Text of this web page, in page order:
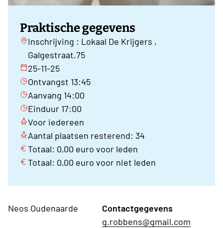
Praktische gegevens
Inschrijving : Lokaal De Krijgers ,
Galgestraat,75
25-11-25
Ontvangst 13:45
Aanvang 14:00
Einduur 17:00
Voor iedereen
Aantal plaatsen resterend: 34
Totaal: 0,00 euro voor leden
Totaal: 0,00 euro voor niet leden
Neos Oudenaarde
Contactgegevens
g.robbens@gmail.com